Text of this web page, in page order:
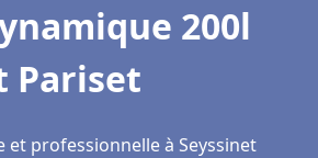
200l
Pariset
professionnelle à Seyssinet